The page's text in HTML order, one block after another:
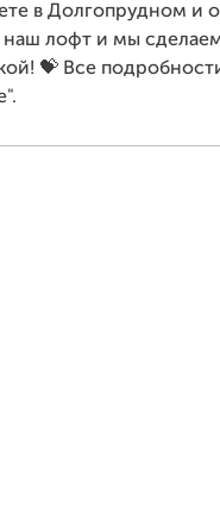
в Долгопрудном и
лофт и мы
💝 Все